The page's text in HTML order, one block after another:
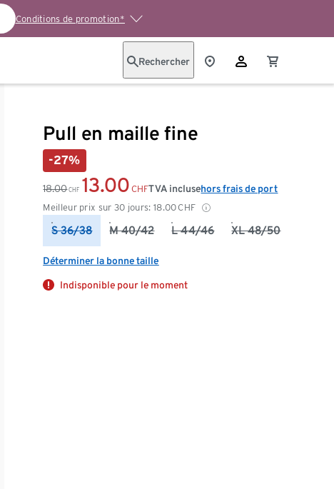
Conditions de promotion*
Rechercher
Pull en maille fine
-27%
18.00 CHF 13.00 CHF
Meilleur prix sur 30 jours: 18.00CHF
TVA inclusehors frais de port
S 36/38 M 40/42 L 44/46 XL 48/50
Déterminer la bonne taille
Indisponible pour le moment